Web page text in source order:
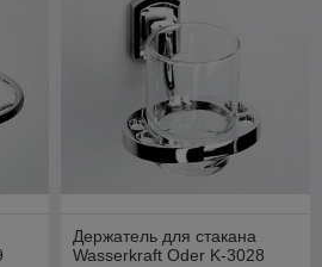
Держатель для стакана
Wasserkraft Oder K-3028